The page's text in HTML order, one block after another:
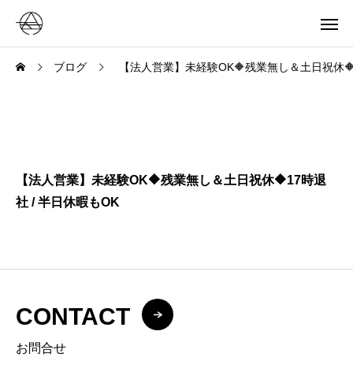
ブログ 【法人営業】未経験OK🔶残業無し＆土日祝休
【法人営業】未経験OK🔶残業無し＆土日祝休🔶17時退
社 / 半日休暇もOK
CONTACT
お問合せ